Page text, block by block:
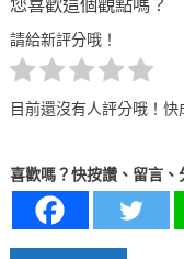
請給新評分哦！
目前還沒有人評分哦！快
喜歡嗎？快按讚、留言、